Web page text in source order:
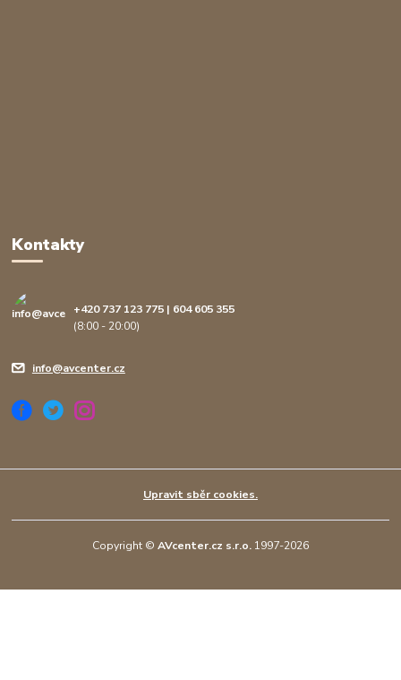
Kontakty
+420 737 123 775 | 604 605 355
(8:00 - 20:00)
info@avcenter.cz
Upravit sběr cookies.
Copyright © AVcenter.cz s.r.o.1997-2026